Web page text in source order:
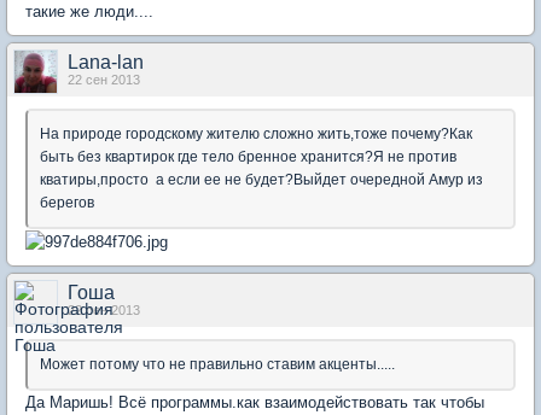
такие же люди....
Lana-lan
22 сен 2013
На природе городскому жителю сложно жить,тоже почему?Как
быть без квартирок где тело бренное хранится?Я не против
кватиры,просто а если ее не будет?Выйдет очередной Амур из
берегов
Гоша
22 сен 2013
Может потому что не правильно ставим акценты.....
Да Маришь! Всё программы.как взаимодействовать так чтобы